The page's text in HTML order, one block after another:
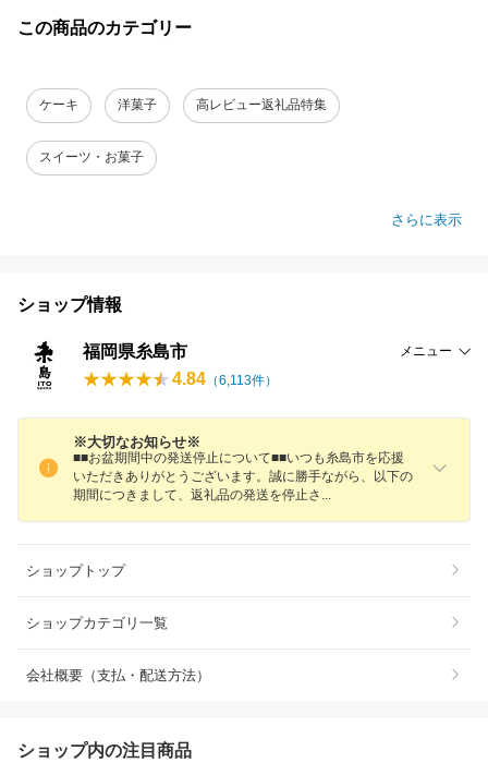
この商品のカテゴリー
ケーキ 洋菓子 高レビュー返礼品特集
スイーツ・お菓子
さらに表示
ショップ情報
福岡県糸島市 メニュー
4.84 （6,113件）
※大切なお知らせ※
■■お盆期間中の発送停止について■■いつも糸島市を応援
いただきありがとうございます。誠に勝手ながら、以下の
期間につきまして、返礼品の発送を停止さ
ショップトップ
ショップカテゴリ一覧
会社概要（支払・配送方法）
ショップ内の注目商品